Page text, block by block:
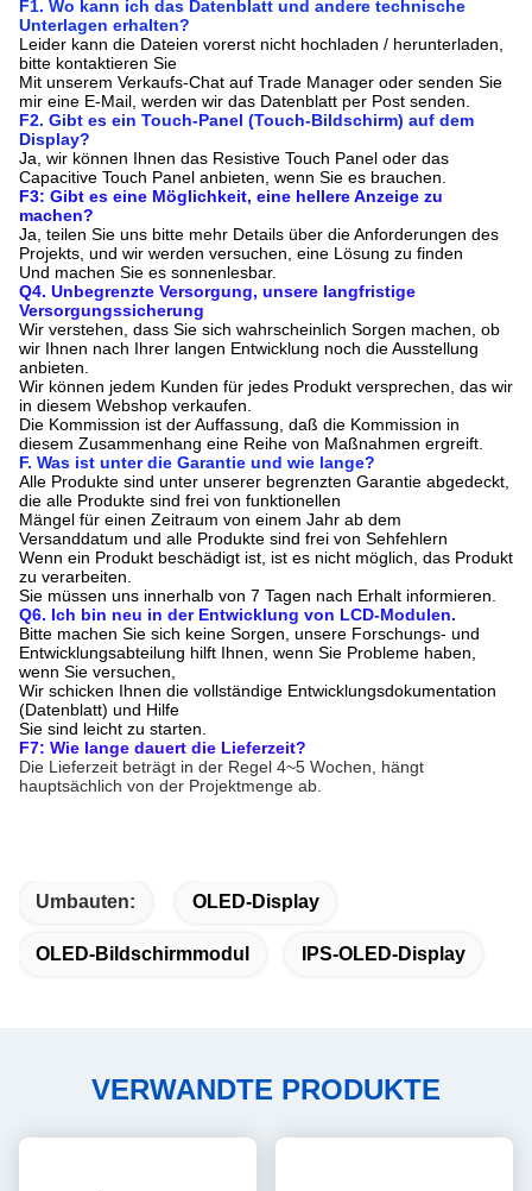
F1. Wo kann ich das Datenblatt und andere technische
Unterlagen erhalten?
Leider kann die Dateien vorerst nicht hochladen / herunterladen,
bitte kontaktieren Sie
Mit unserem Verkaufs-Chat auf Trade Manager oder senden Sie
mir eine E-Mail, werden wir das Datenblatt per Post senden.
F2. Gibt es ein Touch-Panel (Touch-Bildschirm) auf dem
Display?
Ja, wir können Ihnen das Resistive Touch Panel oder das
Capacitive Touch Panel anbieten, wenn Sie es brauchen.
F3: Gibt es eine Möglichkeit, eine hellere Anzeige zu
machen?
Ja, teilen Sie uns bitte mehr Details über die Anforderungen des
Projekts, und wir werden versuchen, eine Lösung zu finden
Und machen Sie es sonnenlesbar.
Q4. Unbegrenzte Versorgung, unsere langfristige
Versorgungssicherung
Wir verstehen, dass Sie sich wahrscheinlich Sorgen machen, ob
wir Ihnen nach Ihrer langen Entwicklung noch die Ausstellung
anbieten.
Wir können jedem Kunden für jedes Produkt versprechen, das wir
in diesem Webshop verkaufen.
Die Kommission ist der Auffassung, daß die Kommission in
diesem Zusammenhang eine Reihe von Maßnahmen ergreift.
F. Was ist unter die Garantie und wie lange?
Alle Produkte sind unter unserer begrenzten Garantie abgedeckt,
die alle Produkte sind frei von funktionellen
Mängel für einen Zeitraum von einem Jahr ab dem
Versanddatum und alle Produkte sind frei von Sehfehlern
Wenn ein Produkt beschädigt ist, ist es nicht möglich, das Produkt
zu verarbeiten.
Sie müssen uns innerhalb von 7 Tagen nach Erhalt informieren.
Q6. Ich bin neu in der Entwicklung von LCD-Modulen.
Bitte machen Sie sich keine Sorgen, unsere Forschungs- und
Entwicklungsabteilung hilft Ihnen, wenn Sie Probleme haben,
wenn Sie versuchen,
Wir schicken Ihnen die vollständige Entwicklungsdokumentation
(Datenblatt) und Hilfe
Sie sind leicht zu starten.
F7: Wie lange dauert die Lieferzeit?
Die Lieferzeit beträgt in der Regel 4~5 Wochen, hängt
hauptsächlich von der Projektmenge ab.
Umbauten: OLED-Display
OLED-Bildschirmmodul IPS-OLED-Display
VERWANDTE PRODUKTE